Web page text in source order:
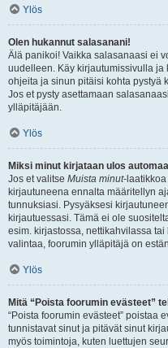
Ylös
Olen hukannut salasanani!
Älä panikoi! Vaikka salasanaasi ei
uudelleen. Käy kirjautumissivulla ja
ohjeita ja sinun pitäisi kohta pystyä
Jos et pysty asettamaan
ylläpitäjään.
Ylös
Miksi minut kirjataan ulos
Jos et valitse Muista minut-
kirjautuneena ennalta määritellyn
tunnuksiasi. Pysyäksesi
kirjautuessasi. Tämä ei ole
esim. kirjastossa, nettikahvilassa
valintaa, foorumin ylläpitäjä on
Ylös
Mitä “Poista foorumin evästeet”
“Poista foorumin evästeet” poistaa
tunnistavat sinut ja pitävät sinut
myös toimintoja, kuten luettujen